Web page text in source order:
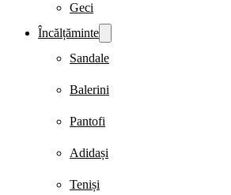
Geci
Încălțăminte
Sandale
Balerini
Pantofi
Adidași
Teniși